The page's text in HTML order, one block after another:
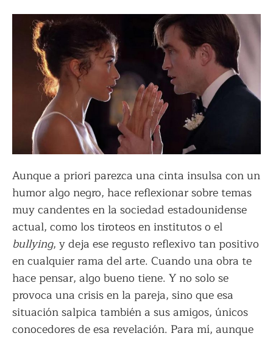
Aunque a priori parezca una cinta insulsa con un
humor algo negro, hace reflexionar sobre temas
muy candentes en la sociedad estadounidense
actual, como los tiroteos en institutos o el
bullying, y deja ese regusto reflexivo tan positivo
en cualquier rama del arte. Cuando una obra te
hace pensar, algo bueno tiene. Y no solo se
provoca una crisis en la pareja, sino que esa
situación salpica también a sus amigos, únicos
conocedores de esa revelación. Para mí, aunque